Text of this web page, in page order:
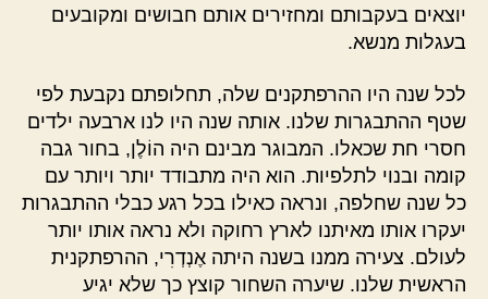
יוצאים בעקבותם ומחזירים אותם חבושים ומקובעים
בעגלות מנשא.
לכל שנה היו ההרפתקנים שלה, תחלופתם נקבעת לפי
שטף ההתבגרות שלנו. אותה שנה היו לנו ארבעה ילדים
חסרי חת שכאלו. המבוגר מבינם היה הוֹלֶן, בחור גבה
קומה ובנוי לתלפיות. הוא היה מתבודד יותר ויותר עם
כל שנה שחלפה, ונראה כאילו בכל רגע כבלי ההתבגרות
יעקרו אותו מאיתנו לארץ רחוקה ולא נראה אותו יותר
לעולם. צעירה ממנו בשנה היתה אֶנְדְרִי, ההרפתקנית
הראשית שלנו. שיערה השחור קוצץ כך שלא יגיע